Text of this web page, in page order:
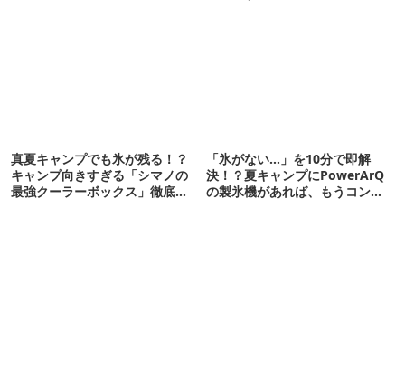
真夏キャンプでも氷が残る！？
キャンプ向きすぎる「シマノの
最強クーラーボックス」徹底解
「氷がない…」を10分で即解
決！？夏キャンプにPowerArQ
の製氷機があれば、もうコンビ